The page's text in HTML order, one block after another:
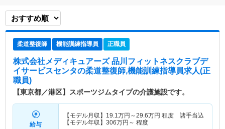
柔道整復師 機能訓練指導員 正職員
株式会社メディキュアーズ 品川フィットネスクラブデ
イサービスセンタの柔道整復師,機能訓練指導員求人(正
職員)
【東京都／港区】スポーツジムタイプの介護施設です。
給与
【モデル月収】 19.1万円～29.6万円 程度 諸手当込
【モデル年収】 306万円～ 程度